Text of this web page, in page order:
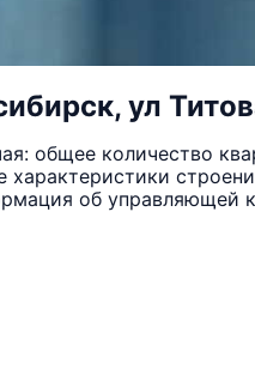
ул
общее количество
об управляющей